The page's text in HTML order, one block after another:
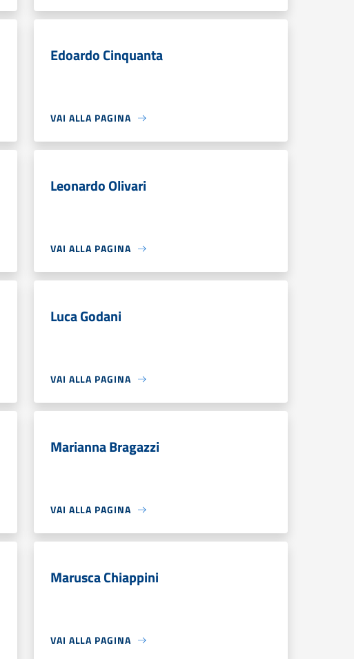
Edoardo Cinquanta
VAI ALLA PAGINA
Leonardo Olivari
VAI ALLA PAGINA
Luca Godani
VAI ALLA PAGINA
Marianna Bragazzi
VAI ALLA PAGINA
Marusca Chiappini
VAI ALLA PAGINA